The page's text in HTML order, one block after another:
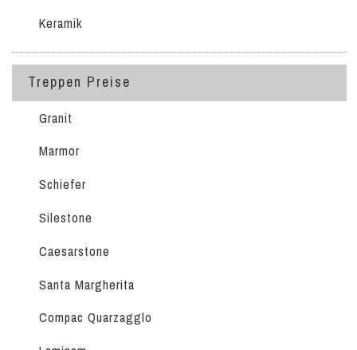
Keramik
Treppen Preise
Granit
Marmor
Schiefer
Silestone
Caesarstone
Santa Margherita
Compac Quarzagglo